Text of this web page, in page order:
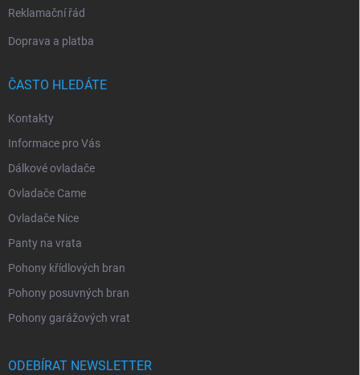
Reklamační řád
Doprava a platba
ČASTO HLEDÁTE
Kontakty
Informace pro Vás
Dálkové ovladače
Ovladače Came
Ovladače Nice
Panty na vrata
Pohony křídlových bran
Pohony posuvných bran
Pohony garážových vrat
ODEBÍRAT NEWSLETTER